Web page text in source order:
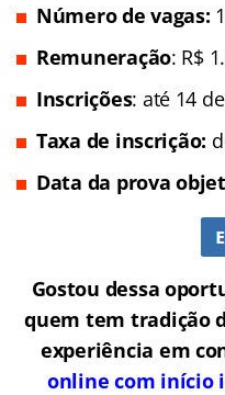
Número de vagas:
Remuneração: R$
Inscrições: até 14
Taxa de inscrição:
Data da prova
Gostou dessa
quem tem tradição
experiência em
online com início